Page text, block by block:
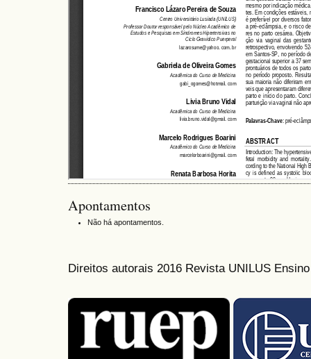
Apontamentos
Não há apontamentos.
Direitos autorais 2016 Revista UNILUS